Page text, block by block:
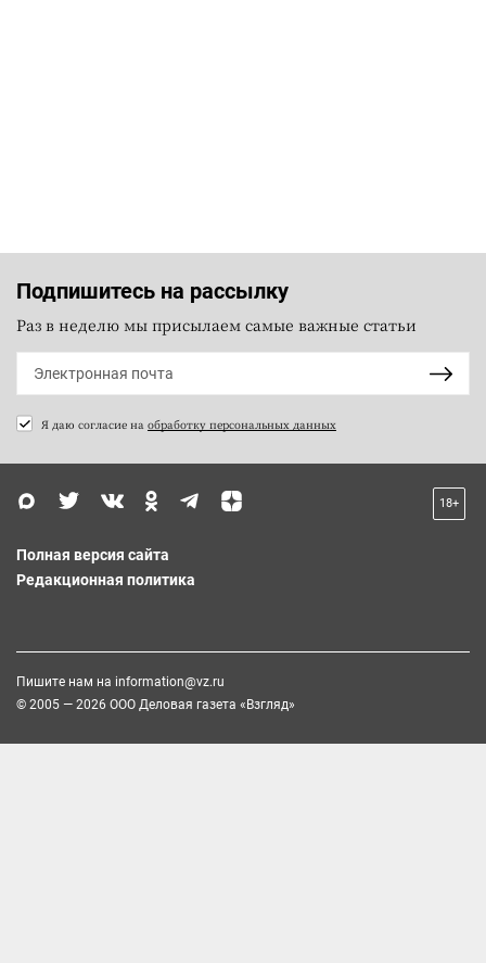
Подпишитесь на рассылку
Раз в неделю мы присылаем самые важные статьи
Я даю согласие на обработку персональных данных
18+
Полная версия сайта
Редакционная политика
Пишите нам на information@vz.ru
© 2005 — 2026 ООО Деловая газета «Взгляд»